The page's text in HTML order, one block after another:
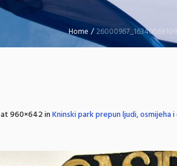
Home /
at 960×642 inKninski park prepun ljudi, osmijeha